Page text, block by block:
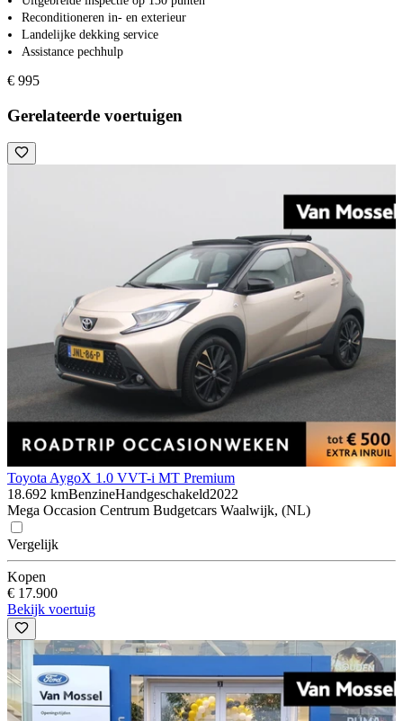
Reconditioneren in- en exterieur
Landelijke dekking service
Assistance pechhulp
€ 995
Gerelateerde voertuigen
Toyota AygoX 1.0 VVT-i MT Premium
18.692 kmBenzineHandgeschakeld2022
Mega Occasion Centrum Budgetcars Waalwijk, (NL)
Vergelijk
Kopen
€ 17.900
Bekijk voertuig